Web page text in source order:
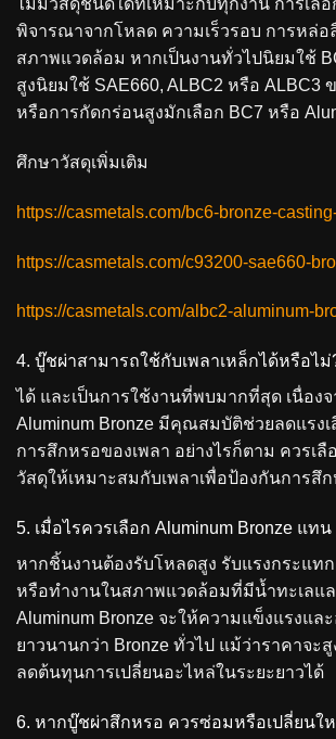
ไม่มีวัสดุชนิดใดที่เหมาะกับทุกงาน การเลื
พิจารณาจากโหลด ความเร็วรอบ การหล่
สภาพแวดล้อม หากเป็นงานทั่วไปนิยมใช้
สูงนิยมใช้ SAE660, ALBC2 หรือ ALBC3
หรือการกัดกร่อนสูงมักเลือก BC7 หรือ
ศึกษาวัสดุเพิ่มเติม
https://casmetals.com/bc6-bronze-
https://casmetals.com/c93200-sae660-
https://casmetals.com/albc2-aluminum-
4. บู๊ชผ่าสามารถใช้กับเพลาเหล็กได้หรือไม่
ได้ และเป็นการใช้งานที่พบมากที่สุด เนื่องจ
Aluminum Bronze มีคุณสมบัติช่วยลดแรง
การสึกหรอของเพลา อย่างไรก็ตาม ควรเ
วัสดุให้เหมาะสมกับเพลาเพื่อป้องกันการสึ
5. เมื่อไรควรเลือก Aluminum Bronze แท
หากชิ้นงานต้องรับโหลดสูง รับแรงกระแท
หรือทำงานในสภาพแวดล้อมที่มีน้ำทะเลแ
Aluminum Bronze จะให้ความแข็งแรงแล
ยาวนานกว่า Bronze ทั่วไป แม้ว่าราคาจะ
ลดต้นทุนการเปลี่ยนอะไหล่ในระยะยาวได้
6. หากบู๊ชผ่าสึกหรอ ควรซ่อมหรือเปลี่ยนใ